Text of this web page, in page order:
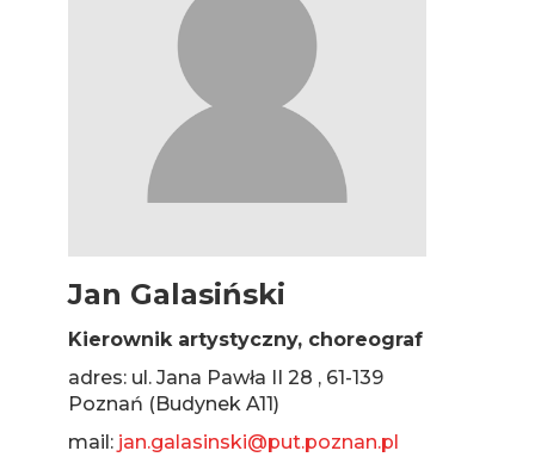
Jan Galasiński
Kierownik artystyczny, choreograf
adres: ul. Jana Pawła II 28 , 61-139
Poznań (Budynek A11)
mail: jan.galasinski@put.poznan.pl